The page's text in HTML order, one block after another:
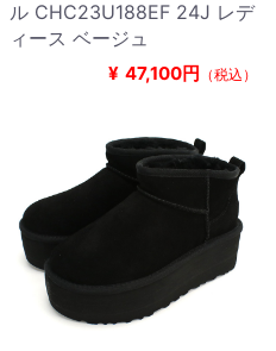
ル CHC23U188EF 24J レデ
ィース ベージュ
¥ 47,100円 （税込）